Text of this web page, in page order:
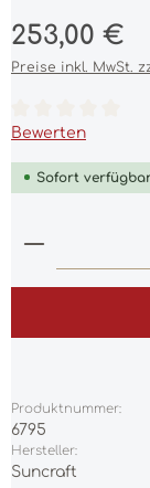
Regulärer Preis:
253,00 €
Preise inkl. MwSt.
Durchschnittliche
Bewerten
Sofort
Produkt
Produktnummer:
6795
Hersteller:
Suncraft